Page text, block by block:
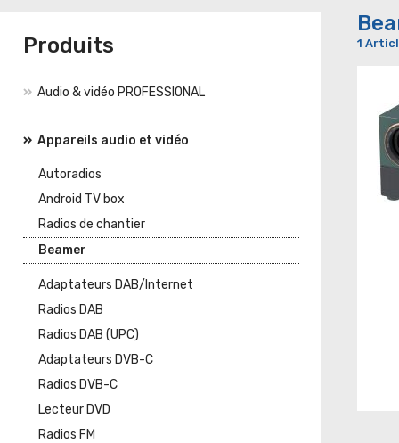
Produits
Audio & vidéo PROFESSIONAL
Appareils audio et vidéo
Autoradios
Android TV box
Radios de chantier
Beamer
Adaptateurs DAB/Internet
Radios DAB
Radios DAB (UPC)
Adaptateurs DVB-C
Radios DVB-C
Lecteur DVD
Radios FM
1